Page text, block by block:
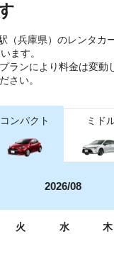
（兵庫県）のレンタカ
ます。
ランにより料金は変動
さい。
コンパクト ミド
2026/08
火 水 木